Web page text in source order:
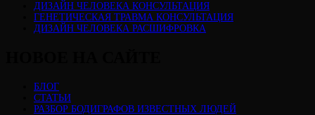
ДИЗАЙН ЧЕЛОВЕКА КОНСУЛЬТАЦИЯ
ГЕНЕТИЧЕСКАЯ ТРАВМА КОНСУЛЬТАЦИЯ
ДИЗАЙН ЧЕЛОВЕКА РАСШИФРОВКА
БЛОГ
СТАТЬИ
РАЗБОР БОДИГРАФОВ ИЗВЕСТНЫХ ЛЮДЕЙ